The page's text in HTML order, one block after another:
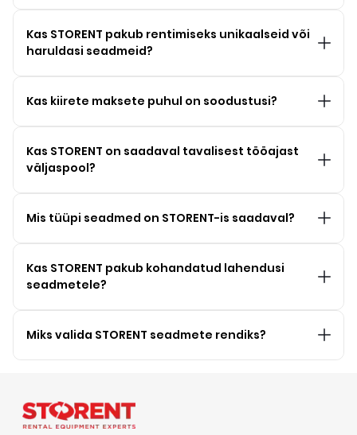
Kas STORENT pakub rentimiseks unikaalseid või
haruldasi seadmeid?
Kas kiirete maksete puhul on soodustusi?
Kas STORENT on saadaval tavalisest tööajast
väljaspool?
Mis tüüpi seadmed on STORENT-is saadaval?
Kas STORENT pakub kohandatud lahendusi
seadmetele?
Miks valida STORENT seadmete rendiks?